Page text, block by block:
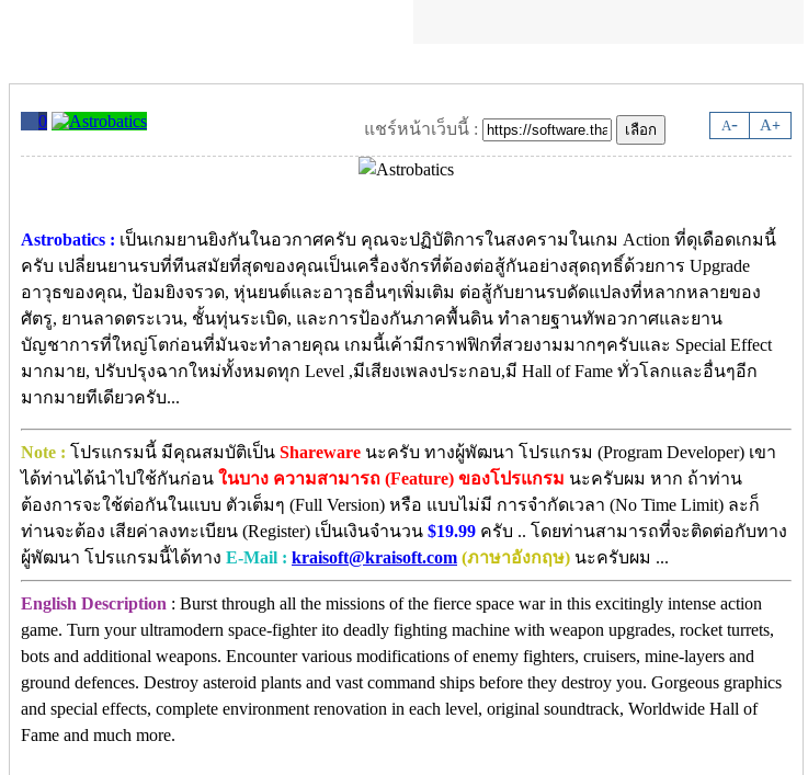
0 A- A+
แชร์หน้าเว็บนี้ :
Astrobatics : เป็นเกมยานยิงกันในอวกาศครับ คุณจะปฏิบัติการในสงครามในเกม Action ที่ดุเดือดเกมนี้
ครับ เปลี่ยนยานรบที่ทีนสมัยที่สุดของคุณเป็นเครื่องจักรที่ต้องต่อสู้กันอย่างสุดฤทธิ์ด้วยการ Upgrade
อาวุธของคุณ, ป้อมยิงจรวด, หุ่นยนต์และอาวุธอื่นๆเพิ่มเติม ต่อสู้กับยานรบดัดแปลงที่หลากหลายของ
ศัตรู, ยานลาดตระเวน, ชั้นทุ่นระเบิด, และการป้องกันภาคพื้นดิน ทำลายฐานทัพอวกาศและยาน
บัญชาการที่ใหญ่โตก่อนที่มันจะทำลายคุณ เกมนี้เค้ามีกราฟฟิกที่สวยงามมากๆครับและ Special Effect
มากมาย, ปรับปรุงฉากใหม่ทั้งหมดทุก Level ,มีเสียงเพลงประกอบ,มี Hall of Fame ทั่วโลกและอื่นๆอีก
มากมายทีเดียวครับ...
Note : โปรแกรมนี้ มีคุณสมบัติเป็น Shareware นะครับ ทางผู้พัฒนา โปรแกรม (Program Developer) เขา
ได้ท่านได้นำไปใช้กันก่อน ในบาง ความสามารถ (Feature) ของโปรแกรม นะครับผม หาก ถ้าท่าน
ต้องการจะใช้ต่อกันในแบบ ตัวเต็มๆ (Full Version) หรือ แบบไม่มี การจำกัดเวลา (No Time Limit) ละก็
ท่านจะต้อง เสียค่าลงทะเบียน (Register) เป็นเงินจำนวน $19.99 ครับ .. โดยท่านสามารถที่จะติดต่อกับทาง
ผู้พัฒนา โปรแกรมนี้ได้ทาง E-Mail : kraisoft@kraisoft.com (ภาษาอังกฤษ) นะครับผม ...
English Description : Burst through all the missions of the fierce space war in this excitingly intense action
game. Turn your ultramodern space-fighter ito deadly fighting machine with weapon upgrades, rocket turrets,
bots and additional weapons. Encounter various modifications of enemy fighters, cruisers, mine-layers and
ground defences. Destroy asteroid plants and vast command ships before they destroy you. Gorgeous graphics
and special effects, complete environment renovation in each level, original soundtrack, Worldwide Hall of
Fame and much more.